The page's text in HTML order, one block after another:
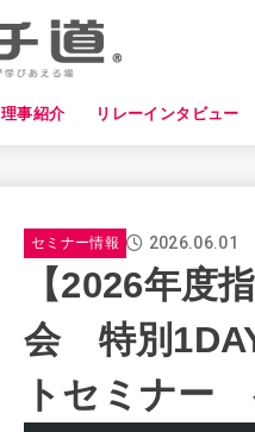
理事紹介 リレーインタビュー
セミナー情報 2026.06.01
【2026年度
会 特別
トセミナー